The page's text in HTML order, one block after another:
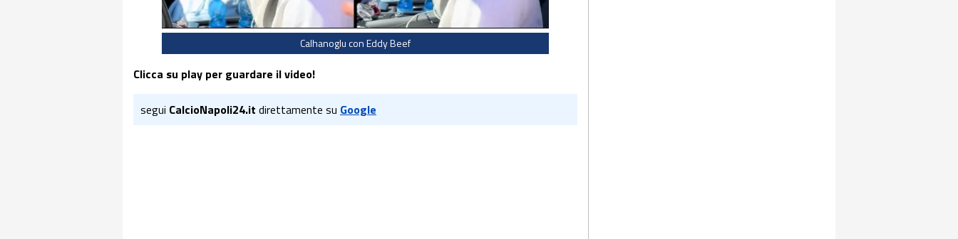
Calhanoglu con Eddy Beef
Clicca su play per guardare il video!
segui CalcioNapoli24.it direttamente su Google